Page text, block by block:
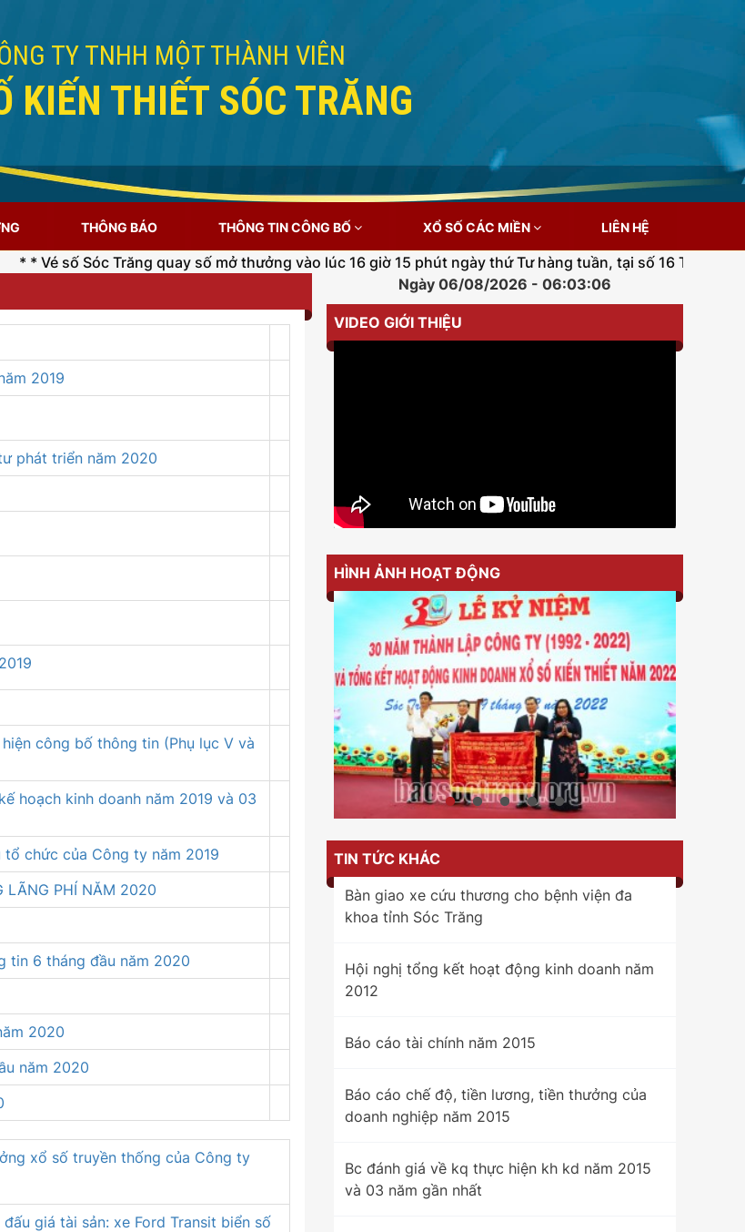
TY TNHH MỘT THÀNH VIÊN
KIẾN THIẾT SÓC TRĂNG
THÔNG BÁO THÔNG TIN CÔNG BỐ XỔ SỐ CÁC MIỀN LIÊN HỆ
Trăng quay số mở thưởng vào lúc 16 giờ 15 phút ngày thứ Tư hàng tuần, tại số 16 Trần Hưng Đạo,
2019
phát triển năm 2020
công bố thông tin (Phụ lục V và
hoạch kinh doanh năm 2019 và 03
chức của Công ty năm 2019
LÃNG PHÍ NĂM 2020
tin 6 tháng đầu năm 2020
2020
năm 2020
xổ số truyền thống của Công ty
giá tài sản: xe Ford Transit biển số
Ngày 06/08/2026 - 06:03:06
VIDEO GIỚI THIỆU
HÌNH ẢNH HOẠT ĐỘNG
TIN TỨC KHÁC
Bàn giao xe cứu thương cho bệnh viện đa
khoa tỉnh Sóc Trăng
Hội nghị tổng kết hoạt động kinh doanh năm
2012
Báo cáo tài chính năm 2015
Báo cáo chế độ, tiền lương, tiền thưởng của
doanh nghiệp năm 2015
Bc đánh giá về kq thực hiện kh kd năm 2015
và 03 năm gần nhất